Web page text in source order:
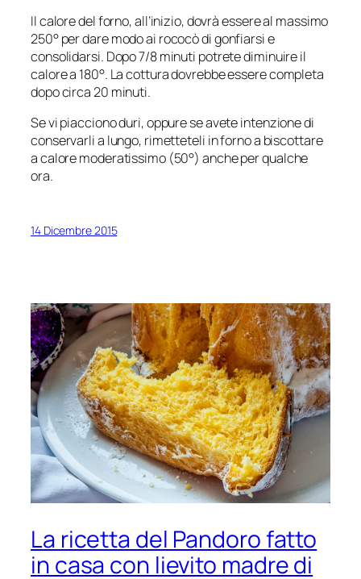
Il calore del forno, all’inizio, dovrà essere al massimo
250° per dare modo ai rococò di gonfiarsi e
consolidarsi. Dopo 7/8 minuti potrete diminuire il
calore a 180°. La cottura dovrebbe essere completa
dopo circa 20 minuti.
Se vi piacciono duri, oppure se avete intenzione di
conservarli a lungo, rimetteteli in forno a biscottare
a calore moderatissimo (50°) anche per qualche
ora.
14 Dicembre 2015
La ricetta del Pandoro fatto
in casa con lievito madre di